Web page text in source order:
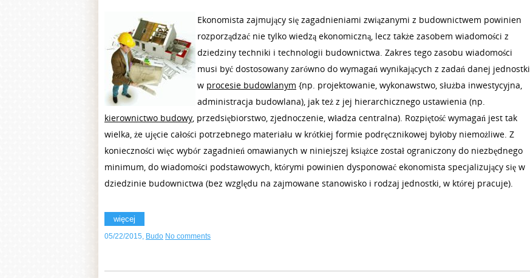
Ekonomista zajmujący się zagadnieniami związanymi z budownictwem powinien
rozporządzać nie tylko wiedzą ekonomiczną, lecz także zasobem wiadomości z
dziedziny techniki i technologii budownictwa. Zakres tego zasobu wiadomości
musi być dostosowany zarówno do wymagań wynikających z zadań danej jednostki
w procesie budowlanym {np. projektowanie, wykonawstwo, służba inwestycyjna,
administracja budowlana), jak też z jej hierarchicznego ustawienia (np.
kierownictwo budowy , przedsiębiorstwo, zjednoczenie, władza centralna). Rozpiętość wymagań jest tak
wielka, że ujęcie całości potrzebnego materiału w krótkiej formie podręcznikowej byłoby niemożliwe. Z
konieczności więc wybór zagadnień omawianych w niniejszej książce został ograniczony do niezbędnego
minimum, do wiadomości podstawowych, którymi powinien dysponować ekonomista specjalizujący się w
dziedzinie budownictwa (bez względu na zajmowane stanowisko i rodzaj jednostki, w której pracuje).
więcej
05/22/2015 Budo No comments